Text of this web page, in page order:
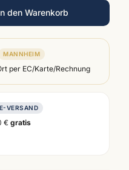
den Warenkorb
MANNHEIM
per EC/Karte/Rechnung
VERSAND
€ gratis